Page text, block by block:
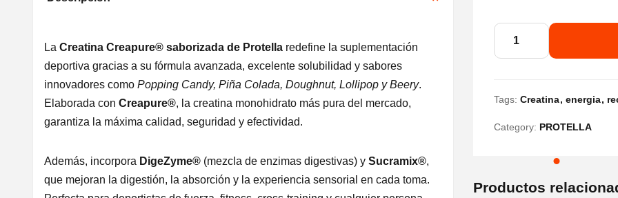
LaCreatina Creapure® saborizada de Protella redefine la suplementación
deportiva gracias a su fórmula avanzada, excelente solubilidad y sabores
innovadores comoPopping Candy, Piña Colada, Doughnut, Lollipop y Beery.
Elaborada conCreapure®, la creatina monohidrato más pura del mercado,
garantiza la máxima calidad, seguridad y efectividad.
Además, incorpora DigeZyme® (mezcla de enzimas digestivas) ySucramix®,
que mejoran la digestión, la absorción y la experiencia sensorial en cada toma.
35,00€.
PROTELLA
300g
cantidad
Tags: Creatina energia
Category: PROTELLA
Productos